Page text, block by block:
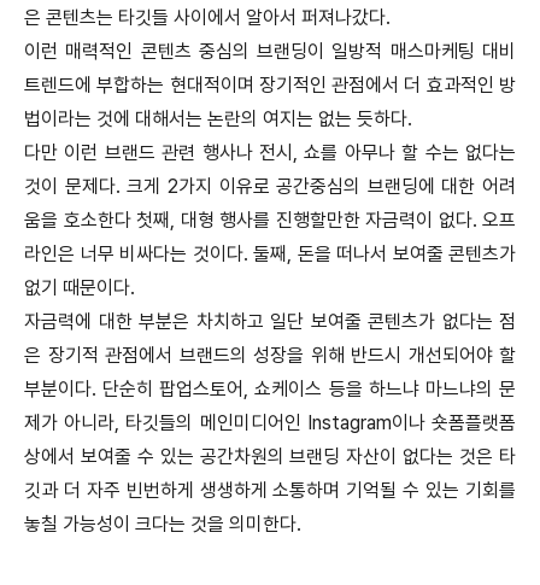
은 콘텐츠는 타깃들 사이에서 알아서 퍼져나갔다.
이런 매력적인 콘텐츠 중심의 브랜딩이 일방적 매스마케팅 대비
트렌드에 부합하는 현대적이며 장기적인 관점에서 더 효과적인 방
법이라는 것에 대해서는 논란의 여지는 없는 듯하다.
다만 이런 브랜드 관련 행사나 전시, 쇼를 아무나 할 수는 없다는
것이 문제다. 크게 2가지 이유로 공간중심의 브랜딩에 대한 어려
움을 호소한다 첫째, 대형 행사를 진행할만한 자금력이 없다. 오프
라인은 너무 비싸다는 것이다. 둘째, 돈을 떠나서 보여줄 콘텐츠가
없기 때문이다.
자금력에 대한 부분은 차치하고 일단 보여줄 콘텐츠가 없다는 점
은 장기적 관점에서 브랜드의 성장을 위해 반드시 개선되어야 할
부분이다. 단순히 팝업스토어, 쇼케이스 등을 하느냐 마느냐의 문
제가 아니라, 타깃들의 메인미디어인 Instagram이나 숏폼플랫폼
상에서 보여줄 수 있는 공간차원의 브랜딩 자산이 없다는 것은 타
깃과 더 자주 빈번하게 생생하게 소통하며 기억될 수 있는 기회를
놓칠 가능성이 크다는 것을 의미한다.